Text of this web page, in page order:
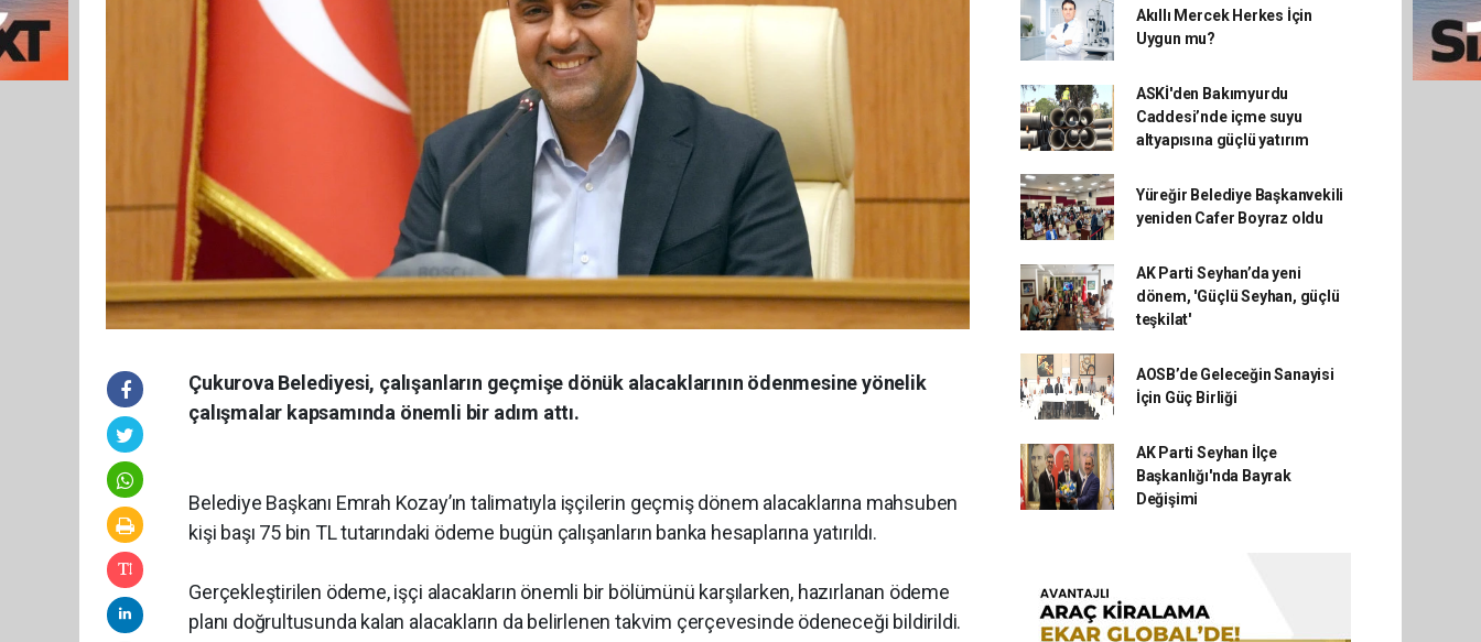
Çukurova Belediyesi, çalışanların geçmişe dönük alacaklarının ödenmesine yönelik
çalışmalar kapsamında önemli bir adım attı.
Belediye Başkanı Emrah Kozay’ın talimatıyla işçilerin geçmiş dönem alacaklarına mahsuben
kişi başı 75 bin TL tutarındaki ödeme bugün çalışanların banka hesaplarına yatırıldı.
Gerçekleştirilen ödeme, işçi alacakların önemli bir bölümünü karşılarken, hazırlanan ödeme
planı doğrultusunda kalan alacakların da belirlenen takvim çerçevesinde ödeneceği bildirildi.
Akıllı Mercek Herkes İçin
Uygun mu?
ASKİ'den Bakımyurdu
Caddesi’nde içme suyu
altyapısına güçlü yatırım
Yüreğir Belediye Başkanvekili
yeniden Cafer Boyraz oldu
AK Parti Seyhan’da yeni
dönem, 'Güçlü Seyhan, güçlü
teşkilat'
AOSB’de Geleceğin Sanayisi
İçin Güç Birliği
AK Parti Seyhan İlçe
Başkanlığı'nda Bayrak
Değişimi